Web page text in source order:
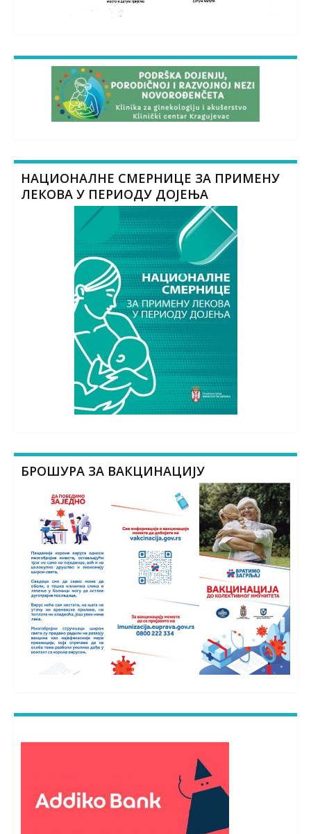
НАЦИОНАЛНЕ СМЕРНИЦЕ ЗА ПРИМЕНУ
ЛЕКОВА У ПЕРИОДУ ДОЈЕЊА
БРОШУРА ЗА ВАКЦИНАЦИЈУ